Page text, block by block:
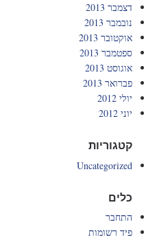
דצמבר 2013
נובמבר 2013
אוקטובר 2013
ספטמבר 2013
אוגוסט 2013
פברואר 2013
יולי 2012
יוני 2012
קטגוריות
Uncategorized
כלים
התחבר
פיד רשומות